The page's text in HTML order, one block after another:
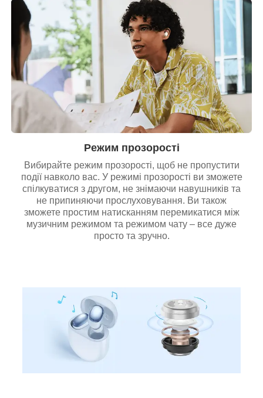
Режим прозорості
Вибирайте режим прозорості, щоб не пропустити
події навколо вас. У режимі прозорості ви зможете
спілкуватися з другом, не знімаючи навушників та
не припиняючи прослуховування. Ви також
зможете простим натисканням перемикатися між
музичним режимом та режимом чату – все дуже
просто та зручно.